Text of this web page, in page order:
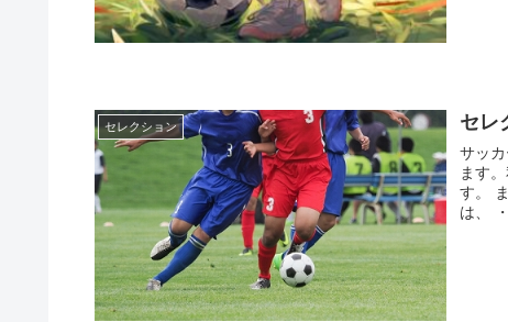
セレクション セレ
サッ
ます
す。
は、